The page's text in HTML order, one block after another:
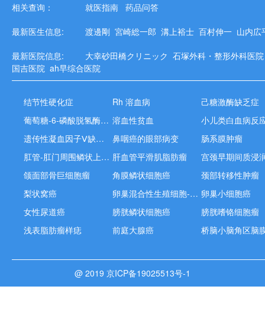
相关查询： 就医指南 药品问答
最新医生信息: 渡邊剛 宮崎総一郎 溝上裕士 百村伸一 山内
最新医院信息: 大幸砂田橋クリニック 石塚外科・整形外科医
国吉医院 ah早综合医院
结节性硬化症 Rh 溶血病
己糖激酶缺乏症
葡萄糖-6-磷酸脱氢酶缺乏症 溶血性贫血
小儿类白血病反
遗传性凝血因子Ⅴ缺乏症
鼻咽癌的眼部病变
肠系膜肿瘤
肛管-肛门周围鳞状上皮癌 肝血管平滑肌脂肪瘤
宫颈早期间质浸
颌面部骨巨细胞瘤
角膜鳞状细胞癌
颈部转移性肿瘤
梨状窝癌
卵巢混合性生殖细胞-性索间质肿瘤 卵巢小细胞癌
女性尿道癌
膀胱鳞状细胞癌
膀胱嗜铬细胞瘤
浅表脂肪瘤样痣
前庭大腺癌 桥脑小脑角区脑
@ 2019 京ICP备19025513号-1